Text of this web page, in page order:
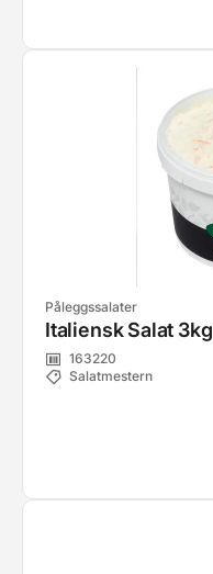
Påleggssalater
Italiensk Salat 3kg
163220
Salatmestern